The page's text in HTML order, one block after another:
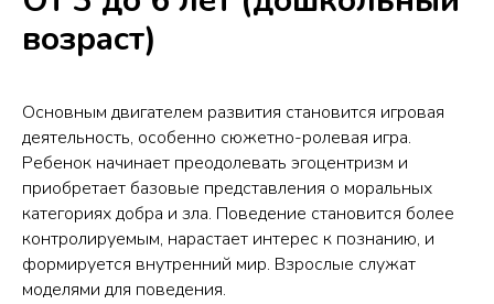
возраст)
Основным двигателем развития становится игровая
деятельность, особенно сюжетно-ролевая игра.
Ребенок начинает преодолевать эгоцентризм и
приобретает базовые представления о моральных
категориях добра и зла. Поведение становится более
контролируемым, нарастает интерес к познанию, и
формируется внутренний мир. Взрослые служат
моделями для поведения.